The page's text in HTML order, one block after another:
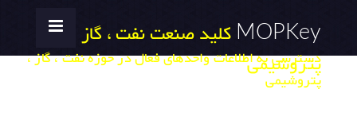
MOPKeyکلید صنعت نفت ، گاز ،
پتروشیمی
دسترسی به اطلاعات واحدهای فعال در حوزه نفت ، گاز ،
پتروشیمی